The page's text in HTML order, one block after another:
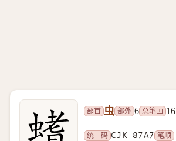
部首 虫 部外 6 总笔画 16
统一码 CJK 87A7 笔顺